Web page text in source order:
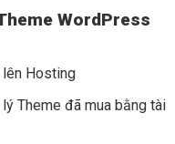
WordPress
Hosting
Theme đã mua bằng tài